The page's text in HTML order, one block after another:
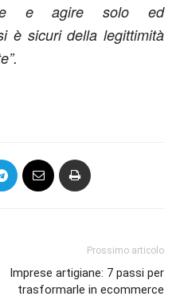
e agire solo ed
è sicuri della legittimità
Prossimo articolo
Imprese artigiane: 7 passi per
trasformarle in ecommerce